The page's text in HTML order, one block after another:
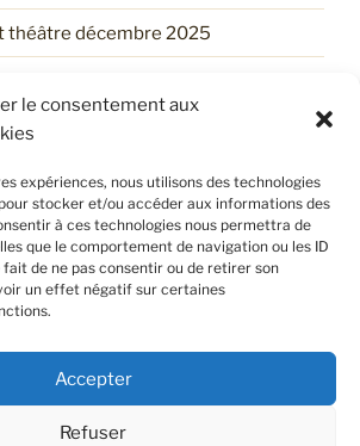
le consentement aux
expériences, nous utilisons des technologies
stocker et/ou accéder aux informations des
à ces technologies nous permettra de
que le comportement de navigation ou les ID
fait de ne pas consentir ou de retirer son
un effet négatif sur certaines
Accepter
Refuser
théâtre décembre 2025
avec LCHP !
du LCHP !
CONFIDENTIALITÉ
de confidentialité en cliquant